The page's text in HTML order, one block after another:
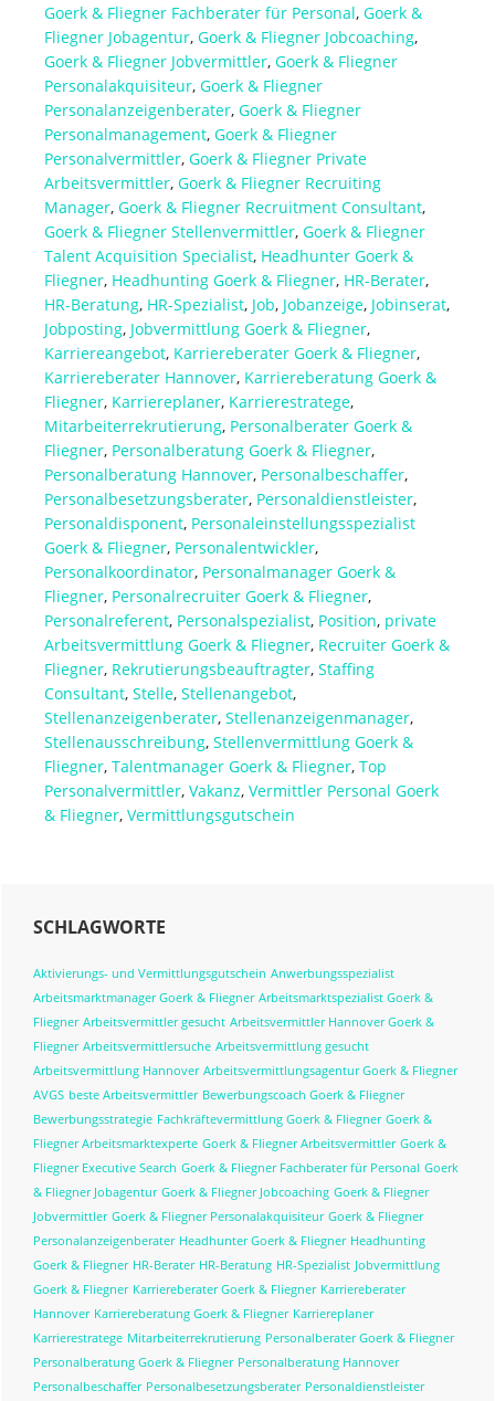
Goerk & Fliegner Fachberater für Personal, Goerk &
Fliegner Jobagentur, Goerk & Fliegner Jobcoaching,
Goerk & Fliegner Jobvermittler, Goerk & Fliegner
Personalakquisiteur, Goerk & Fliegner
Personalanzeigenberater, Goerk & Fliegner
Personalmanagement, Goerk & Fliegner
Personalvermittler, Goerk & Fliegner Private
Arbeitsvermittler, Goerk & Fliegner Recruiting
Manager, Goerk & Fliegner Recruitment Consultant,
Goerk & Fliegner Stellenvermittler, Goerk & Fliegner
Talent Acquisition Specialist, Headhunter Goerk &
Fliegner, Headhunting Goerk & Fliegner, HR-Berater,
HR-Beratung, HR-Spezialist, Job, Jobanzeige, Jobinserat,
Jobposting, Jobvermittlung Goerk & Fliegner,
Karriereangebot, Karriereberater Goerk & Fliegner,
Karriereberater Hannover, Karriereberatung Goerk &
Fliegner, Karriereplaner, Karrierestratege,
Mitarbeiterrekrutierung, Personalberater Goerk &
Fliegner, Personalberatung Goerk & Fliegner,
Personalberatung Hannover, Personalbeschaffer,
Personalbesetzungsberater, Personaldienstleister,
Personaldisponent, Personaleinstellungsspezialist
Goerk & Fliegner, Personalentwickler,
Personalkoordinator, Personalmanager Goerk &
Fliegner, Personalrecruiter Goerk & Fliegner,
Personalreferent, Personalspezialist, Position, private
Arbeitsvermittlung Goerk & Fliegner, Recruiter Goerk &
Fliegner, Rekrutierungsbeauftragter, Staffing
Consultant, Stelle, Stellenangebot,
Stellenanzeigenberater, Stellenanzeigenmanager,
Stellenausschreibung, Stellenvermittlung Goerk &
Fliegner, Talentmanager Goerk & Fliegner, Top
Personalvermittler, Vakanz, Vermittler Personal Goerk
& Fliegner, Vermittlungsgutschein
Seitenspalte
SCHLAGWORTE
Aktivierungs- und Vermittlungsgutschein Anwerbungsspezialist
Arbeitsmarktmanager Goerk & Fliegner Arbeitsmarktspezialist Goerk &
Fliegner Arbeitsvermittler gesucht Arbeitsvermittler Hannover Goerk &
Fliegner Arbeitsvermittlersuche Arbeitsvermittlung gesucht
Arbeitsvermittlung Hannover Arbeitsvermittlungsagentur Goerk & Fliegner
AVGS beste Arbeitsvermittler Bewerbungscoach Goerk & Fliegner
Bewerbungsstrategie Fachkräftevermittlung Goerk & Fliegner Goerk &
Fliegner Arbeitsmarktexperte Goerk & Fliegner Arbeitsvermittler Goerk &
Fliegner Executive Search Goerk & Fliegner Fachberater für Personal Goerk
& Fliegner Jobagentur Goerk & Fliegner Jobcoaching Goerk & Fliegner
Jobvermittler Goerk & Fliegner Personalakquisiteur Goerk & Fliegner
Personalanzeigenberater Headhunter Goerk & Fliegner Headhunting
Goerk & Fliegner HR-Berater HR-Beratung HR-Spezialist Jobvermittlung
Goerk & Fliegner Karriereberater Goerk & Fliegner Karriereberater
Hannover Karriereberatung Goerk & Fliegner Karriereplaner
Karrierestratege Mitarbeiterrekrutierung Personalberater Goerk & Fliegner
Personalberatung Goerk & Fliegner Personalberatung Hannover
Personalbeschaffer Personalbesetzungsberater Personaldienstleister